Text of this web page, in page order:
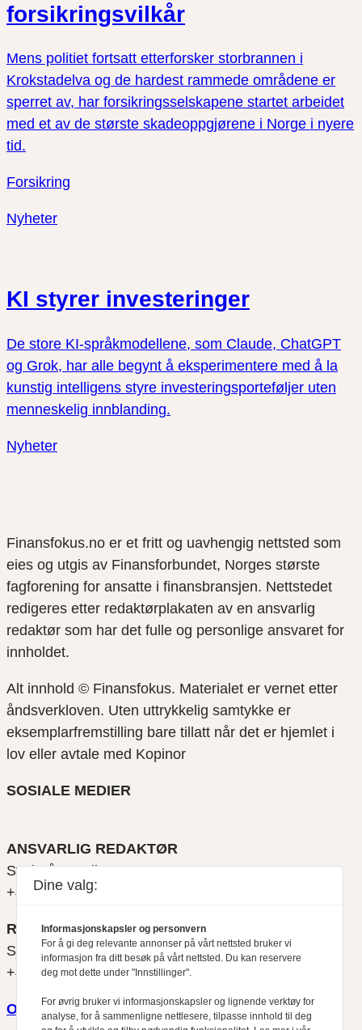
forsikringsvilkår
Mens politiet fortsatt etterforsker storbrannen i
Krokstadelva og de hardest rammede områdene er
sperret av, har forsikringsselskapene startet arbeidet
med et av de største skadeoppgjørene i Norge i nyere
tid.
Forsikring
Nyheter
KI styrer investeringer
De store KI-språkmodellene, som Claude, ChatGPT
og Grok, har alle begynt å eksperimentere med å la
kunstig intelligens styre investeringsporteføljer uten
menneskelig innblanding.
Nyheter
Finansfokus.no er et fritt og uavhengig nettsted som
eies og utgis av Finansforbundet, Norges største
fagforening for ansatte i finansbransjen. Nettstedet
redigeres etter redaktørplakaten av en ansvarlig
redaktør som har det fulle og personlige ansvaret for
innholdet.
Alt innhold © Finansfokus. Materialet er vernet etter
åndsverkloven. Uten uttrykkelig samtykke er
eksemplarfremstilling bare tillatt når det er hjemlet i
lov eller avtale med Kopinor
SOSIALE MEDIER
ANSVARLIG REDAKTØR
Svein Åge Eriksen
+47 900 79 547
REDAKTØR
Sjur Anda
+47 470 34 460
Om oss
Dine valg:
Informasjonskapsler og personvern
For å gi deg relevante annonser på vårt nettsted bruker vi
informasjon fra ditt besøk på vårt nettsted. Du kan reservere
deg mot dette under "Innstillinger".
For øvrig bruker vi informasjonskapsler og lignende verktøy for
analyse, for å sammenligne nettlesere, tilpasse innhold til deg